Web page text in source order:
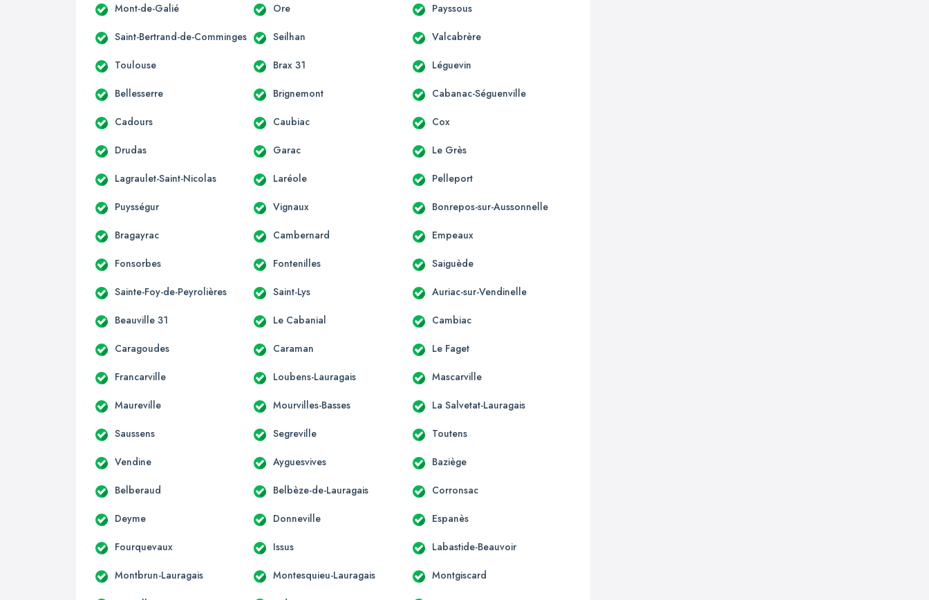
Mont-de-Galié Ore Payssous
Saint-Bertrand-de-Comminges Seilhan Valcabrère
Toulouse Brax 31 Léguevin
Bellesserre Brignemont Cabanac-Séguenville
Cadours Caubiac Cox
Drudas Garac Le Grès
Lagraulet-Saint-Nicolas Laréole Pelleport
Puysségur Vignaux Bonrepos-sur-Aussonnelle
Bragayrac Cambernard Empeaux
Fonsorbes Fontenilles Saiguède
Sainte-Foy-de-Peyrolières Saint-Lys Auriac-sur-Vendinelle
Beauville 31 Le Cabanial Cambiac
Caragoudes Caraman Le Faget
Francarville Loubens-Lauragais Mascarville
Maureville Mourvilles-Basses La Salvetat-Lauragais
Saussens Segreville Toutens
Vendine Ayguesvives Baziège
Belberaud Belbèze-de-Lauragais Corronsac
Deyme Donneville Espanès
Fourquevaux Issus Labastide-Beauvoir
Montbrun-Lauragais Montesquieu-Lauragais Montgiscard